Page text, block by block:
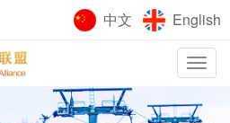
中文 English
Toggle
navigation